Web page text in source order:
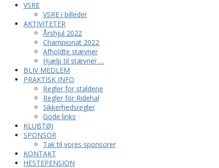
VSRE
VSRE i billeder
AKTIVITETER
Årshjul 2022
Championat 2022
Afholdte stævner
Hjælp til stævner …
BLIV MEDLEM
PRAKTISK INFO
Regler for staldene
Regler for Ridehal
Sikkerhedsregler
Gode links
KLUBTØJ
SPONSOR
Tak til vores sponsorer
KONTAKT
HESTEPENSION